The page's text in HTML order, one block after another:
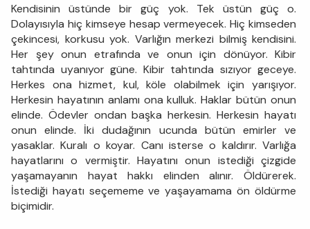
Kendisinin üstünde bir güç yok. Tek üstün güç o.
Dolayısıyla hiç kimseye hesap vermeyecek. Hiç kimseden
çekincesi, korkusu yok. Varlığın merkezi bilmiş kendisini.
Her şey onun etrafında ve onun için dönüyor. Kibir
tahtında uyanıyor güne. Kibir tahtında sızıyor geceye.
Herkes ona hizmet, kul, köle olabilmek için yarışıyor.
Herkesin hayatının anlamı ona kulluk. Haklar bütün onun
elinde. Ödevler ondan başka herkesin. Herkesin hayatı
onun elinde. İki dudağının ucunda bütün emirler ve
yasaklar. Kuralı o koyar. Canı isterse o kaldırır. Varlığa
hayatlarını o vermiştir. Hayatını onun istediği çizgide
yaşamayanın hayat hakkı elinden alınır. Öldürerek.
İstediği hayatı seçememe ve yaşayamama ön öldürme
biçimidir.